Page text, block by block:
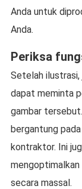
Anda untuk
Anda.
Periksa
Setelah ilustrasi,
dapat meminta
gambar
bergantung
kontraktor. Ini
mengoptimalkan
secara massal.